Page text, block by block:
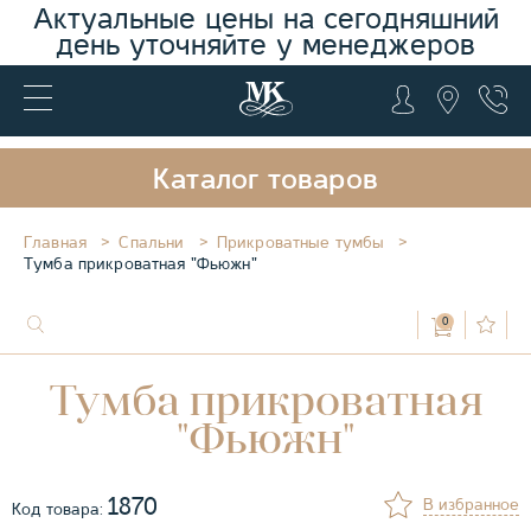
Актуальные цены на сегодняшний
день уточняйте у менеджеров
Каталог товаров
Главная Спальни
Прикроватные тумбы
Тумба прикроватная "Фьюжн"
0
Тумба прикроватная
"Фьюжн"
Код товара: 1870 В избранное